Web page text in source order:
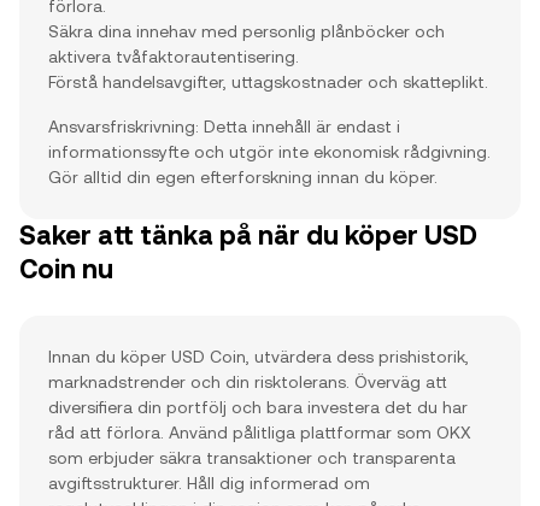
förlora.
Säkra dina innehav med personlig plånböcker och
aktivera tvåfaktorautentisering.
Förstå handelsavgifter, uttagskostnader och skatteplikt.
Ansvarsfriskrivning: Detta innehåll är endast i
informationssyfte och utgör inte ekonomisk rådgivning.
Gör alltid din egen efterforskning innan du köper.
Saker att tänka på när du köper USD
Coin nu
Innan du köper USD Coin, utvärdera dess prishistorik,
marknadstrender och din risktolerans. Överväg att
diversifiera din portfölj och bara investera det du har
råd att förlora. Använd pålitliga plattformar som OKX
som erbjuder säkra transaktioner och transparenta
avgiftsstrukturer. Håll dig informerad om